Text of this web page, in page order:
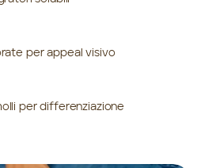
per appeal visivo
per differenziazione